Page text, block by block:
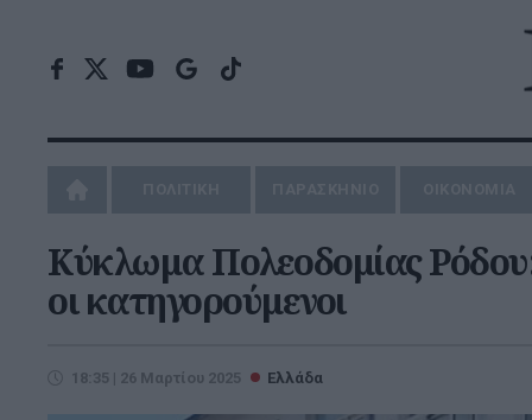
Κύκλωμα Πολεοδομίας Ρόδου:
οι κατηγορούμενοι
18:35 | 26 Μαρτίου 2025 Ελλάδα